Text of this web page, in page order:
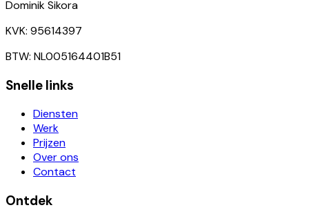
Dominik Sikora
KVK: 95614397
BTW: NL005164401B51
Snelle links
Diensten
Werk
Prijzen
Over ons
Contact
Ontdek